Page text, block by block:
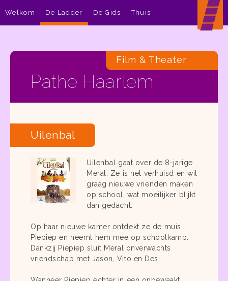
Pathe Haarlem
Film & Theater
Uilenbal
Uilenbal gaat over de 8-jarige
Meral. Ze is net verhuisd en wil
graag nieuwe vrienden maken
op school, wat moeilijker blijkt
dan gedacht.
Op haar nieuwe kamer ontdekt ze de muis
Piepiep en neemt hem mee op schoolkamp.
Dankzij Piepiep sluit Meral onverwachts
vriendschap met Jason, Vito en Desi.
Welkom De Ladder De Gids Thuis